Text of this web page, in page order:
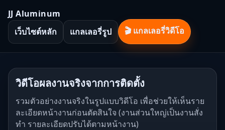
JJ Aluminum
เว็บไซต์หลัก
แกลเลอรี่รูป 🎬 แกลเลอรี่วิดีโอ
วิดีโอผลงานจริงจากการติดตั้ง
รวมตัวอย่างงานจริงในรูปแบบวิดีโอ เพื่อช่วยให้เห็นราย
ละเอียดหน้างานก่อนตัดสินใจ (งานส่วนใหญ่เป็นงานสั่ง
ทำ รายละเอียดปรับได้ตามหน้างาน)